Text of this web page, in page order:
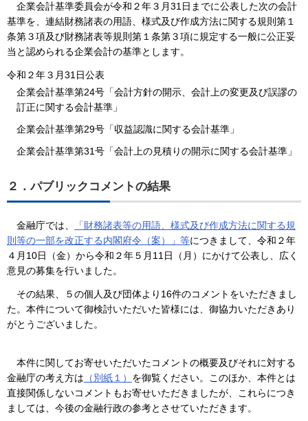
業会計基準委員会が令和２年３月31日までに公表した次の会計
基準を、連結財務諸表の用語、様式及び作成方法に関する規則第１
条第３項及び財務諸表等規則第１条第３項に規定する一般に公正妥
当と認められる企業会計の基準とします。
令和２年３月31日公表
企業会計基準第24号「会計方針の開示、会計上の変更及び誤謬の
訂正に関する会計基準」
企業会計基準第29号「収益認識に関する会計基準」
企業会計基準第31号「会計上の見積りの開示に関する会計基準」
２．パブリックコメントの結果
金融庁では、
「財務諸表等の用語、様式及び作成方法に関する規
則等の一部を改正する内閣府令（案）」等につきまして、令和２年
４月10日（金）から令和２年５月11日（月）にかけて公表し、広く
意見の募集を行いました。
その結果、５の個人及び団体より16件のコメントをいただきまし
た。本件について御検討いただいた皆様には、御協力いただきあり
がとうございました。
本件に関してお寄せいただいたコメントの概要及びそれに対する
金融庁の考え方は （別紙１） を御覧ください。このほか、本件とは
直接関係しないコメントもお寄せいただきましたが、これらにつき
ましては、今後の金融行政の参考とさせていただきます。